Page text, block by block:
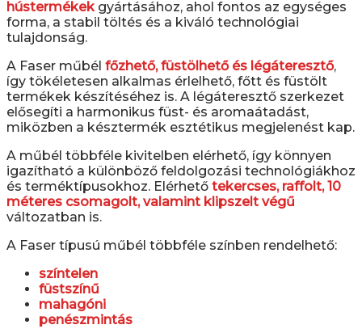
hústermékekgyártásához, ahol fontos az egységes
forma, a stabil töltés és a kiváló technológiai
tulajdonság.
A Faser műbél főzhető, füstölhető és légáteresztő,
így tökéletesen alkalmas érlelhető, főtt és füstölt
termékek készítéséhez is. A légáteresztő szerkezet
elősegíti a harmonikus füst- és aromaátadást,
miközben a késztermék esztétikus megjelenést kap.
A műbél többféle kivitelben elérhető, így könnyen
igazítható a különböző feldolgozási technológiákhoz
és terméktípusokhoz. Elérhető tekercses, raffolt, 10
méteres csomagolt, valamint klipszelt végű
változatban is.
A Faser típusú műbél többféle színben rendelhető:
színtelen
füstszínű
mahagóni
penészmintás